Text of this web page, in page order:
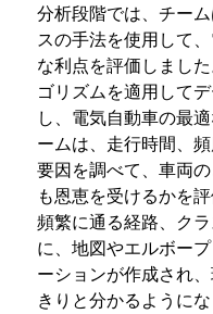
分析段階では、チー
スの手法を使用して
な利点を評価しまし
ゴリズムを適用して
し、電気自動車の最
ームは、走行時間、
要因を調べて、車両
も恩恵を受けるかを
頻繁に通る経路、ク
に、地図やエルボー
ーションが作成され
きりと分かるようにな